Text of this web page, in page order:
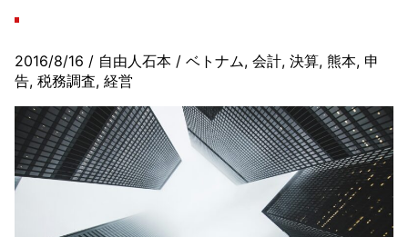
2016/8/16 / 自由人石本 / ベトナム, 会計, 決算, 熊本, 申
告, 税務調査, 経営